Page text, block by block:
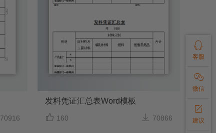
70916
发料凭证汇总表Word模板
 160  70866

客服

微信

建议